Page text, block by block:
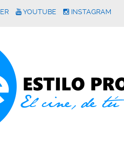
YOUTUBE INSTAGRAM